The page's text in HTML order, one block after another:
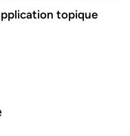
topique